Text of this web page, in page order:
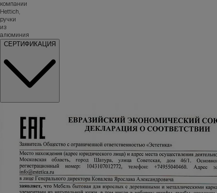
компании
Hettich,
ручки
из
алюминия
СЕРТИФИКАЦИЯ